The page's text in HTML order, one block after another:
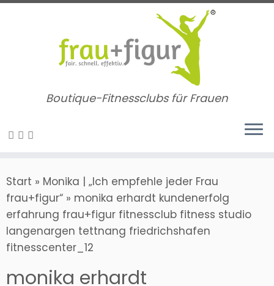
Zum
Boutique-Fitnessclubs für Frauen
Start » Monika | „Ich empfehle jeder Frau
frau+figur“ » monika erhardt kundenerfolg
erfahrung frau+figur fitnessclub fitness studio
langenargen tettnang friedrichshafen
fitnesscenter_12
monika erhardt